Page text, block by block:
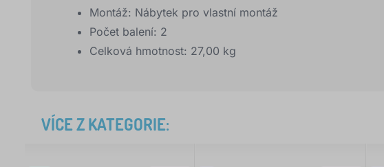
Montáž: Nábytek pro vlastní montáž
Počet balení: 2
Celková hmotnost: 27,00 kg
VÍCE Z KATEGORIE: